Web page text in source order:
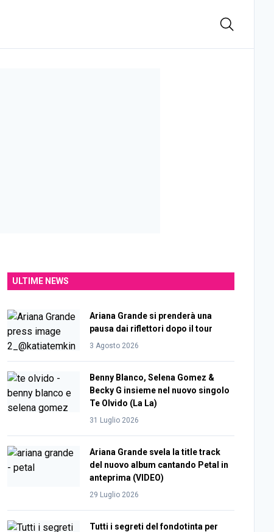
ULTIME NEWS
Ariana Grande si prenderà una
pausa dai riflettori dopo il tour
3 Agosto 2026
Benny Blanco, Selena Gomez &
Becky G insieme nel nuovo singolo
Te Olvido (La La)
31 Luglio 2026
Ariana Grande svela la title track
del nuovo album cantando Petal in
anteprima (VIDEO)
29 Luglio 2026
Tutti i segreti del fondotinta per